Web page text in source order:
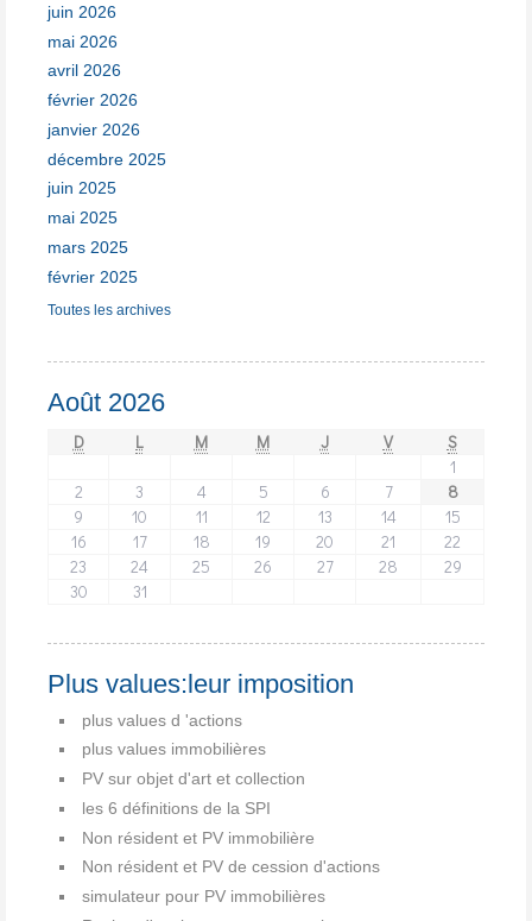
juin 2026
mai 2026
avril 2026
février 2026
janvier 2026
décembre 2025
juin 2025
mai 2025
mars 2025
février 2025
Toutes les archives
Août 2026
D L M M J V
S
1
2
3 4 5 6 7
8
9
10 11 12 13 14
15
16
17 18 19 20 21
22
23
24 25 26 27 28
29
30
31
Plus values:leur imposition
plus values d 'actions
plus values immobilières
PV sur objet d'art et collection
les 6 définitions de la SPI
Non résident et PV immobilière
Non résident et PV de cession d'actions
simulateur pour PV immobilières